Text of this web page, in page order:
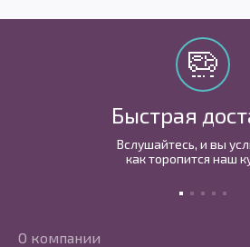
Быстрая
Вслушайтесь, и вы
как торопится наш
О компании